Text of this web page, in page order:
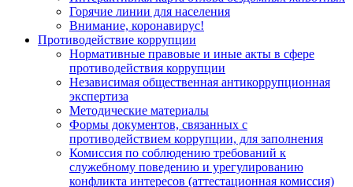
Горячие линии для населения
Внимание, коронавирус!
Противодействие коррупции
Нормативные правовые и иные акты в сфере
противодействия коррупции
Независимая общественная антикоррупционная
экспертиза
Методические материалы
Формы документов, связанных с
противодействием коррупции, для заполнения
Комиссия по соблюдению требований к
служебному поведению и урегулированию
конфликта интересов (аттестационная комиссия)